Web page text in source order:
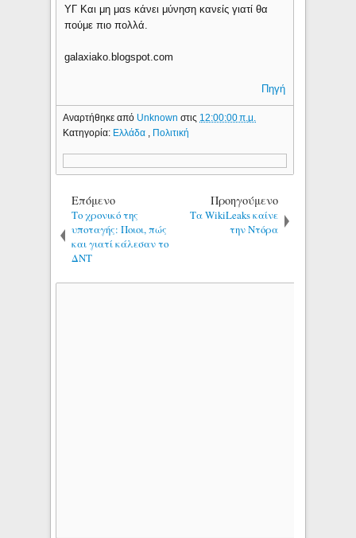
ΥΓ Και μη μαs κάνει μύνηση κανείς γιατί θα
πούμε πιο πολλά.
galaxiako.blogspot.com
Πηγή
Αναρτήθηκε από Unknownστις 12:00:00 π.μ.
Κατηγορία: Ελλάδα , Πολιτική
Επόμενο
Το χρονικό της
υποταγής: Ποιοι, πώς
και γιατί κάλεσαν το
ΔΝΤ
Προηγούμενο
Τα WikiLeaks καίνε
την Ντόρα